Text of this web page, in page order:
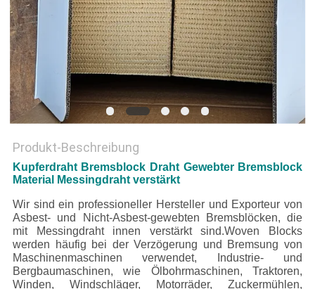
Produkt-Beschreibung
Kupferdraht Bremsblock Draht Gewebter Bremsblock
Material Messingdraht verstärkt
Wir sind ein professioneller Hersteller und Exporteur von
Asbest- und Nicht-Asbest-gewebten Bremsblöcken, die
mit Messingdraht innen verstärkt sind.Woven Blocks
werden häufig bei der Verzögerung und Bremsung von
Maschinenmaschinen verwendet, Industrie- und
Bergbaumaschinen, wie Ölbohrmaschinen, Traktoren,
Winden, Windschläger, Motorräder, Zuckermühlen,